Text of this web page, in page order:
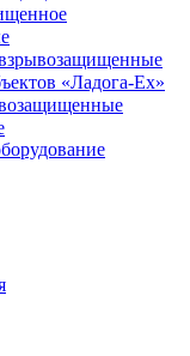
«Ладога-Ex»